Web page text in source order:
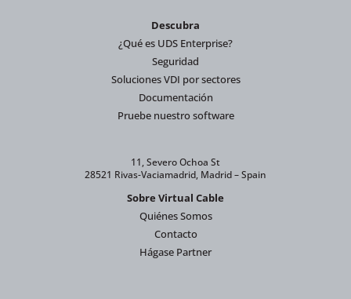
Descubra
¿Qué es UDS Enterprise?
Seguridad
Soluciones VDI por sectores
Documentación
Pruebe nuestro software
11, Severo Ochoa St
28521 Rivas-Vaciamadrid, Madrid – Spain
Sobre Virtual Cable
Quiénes Somos
Contacto
Hágase Partner